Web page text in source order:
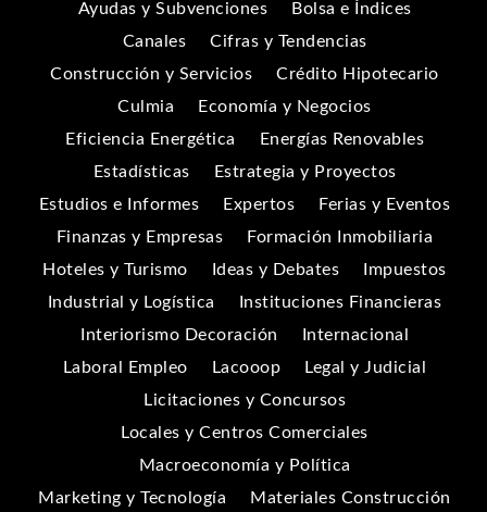
Ayudas y Subvenciones
Bolsa e Índices
Canales
Cifras y Tendencias
Construcción y Servicios
Crédito Hipotecario
Culmia
Economía y Negocios
Eficiencia Energética
Energías Renovables
Estadísticas
Estrategia y Proyectos
Estudios e Informes
Expertos
Ferias y Eventos
Finanzas y Empresas
Formación Inmobiliaria
Hoteles y Turismo
Ideas y Debates
Impuestos
Industrial y Logística
Instituciones Financieras
Interiorismo Decoración
Internacional
Laboral Empleo
Lacooop
Legal y Judicial
Licitaciones y Concursos
Locales y Centros Comerciales
Macroeconomía y Política
Marketing y Tecnología
Materiales Construcción